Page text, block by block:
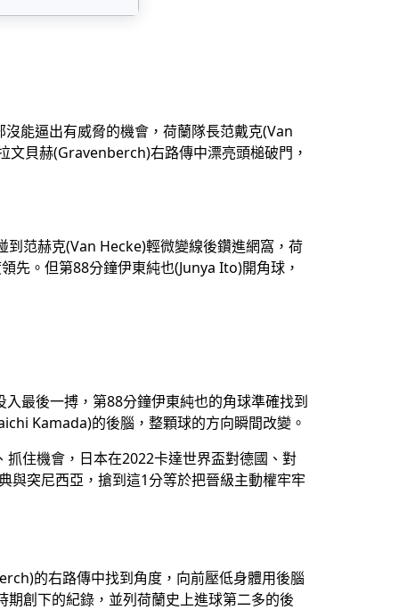
能逼出有威脅的機會，荷蘭隊長范戴克(Van
貝赫(Gravenberch)右路傳中漂亮頭槌破門，
范赫克(Van Hecke)輕微變線後鑽進網窩，荷
先。但第88分鐘伊東純也(Junya Ito)開角球，
最後一搏，第88分鐘伊東純也的角球準確找到
Kamada)的後腦，整顆球的方向瞬間改變。
住機會，日本在2022卡達世界盃對德國、對
與突尼西亞，搶到這1分等於把晉級主動權牢牢
的右路傳中找到角度，向前壓低身體用後腦
創下的紀錄，並列荷蘭史上進球第二多的後